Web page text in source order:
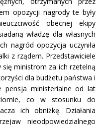
opozycji nagrody te były
obecnej ekipy
władzę dla własnych
nagród opozycja uczyniła
z rządem. Przedstawiciele
się ministrom za ich rzetelną
dla budżetu państwa i
pensja ministerialne od lat
co w stosunku do
ich obniżkę. Działania
nieodpowiedzialnego